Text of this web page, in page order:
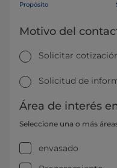
Propósito
Motivo del
Solicitar
Solicitud de
Área de interés
Seleccione una o más
envasado